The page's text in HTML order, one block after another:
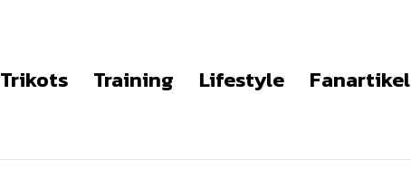
Trikots Training Lifestyle Fanartikel